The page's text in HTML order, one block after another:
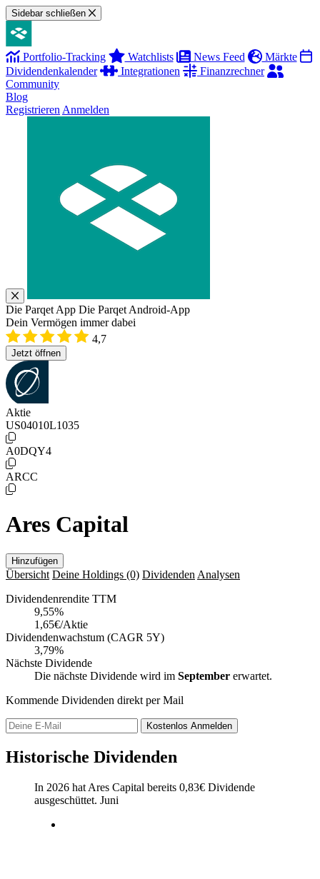
Sidebar schließen
Portfolio-Tracking Watchlists News Feed
Märkte
Dividendenkalender
Integrationen
Finanzrechner
Community
Blog
Registrieren Anmelden
Die Parqet App Die Parqet Android-App
Dein Vermögen immer dabei
4,7
Jetzt öffnen
Aktie
US04010L1035
A0DQY4
ARCC
Ares Capital
Hinzufügen
Übersicht Deine Holdings (0) Dividenden Analysen
Dividendenrendite TTM
9,55%
1,65€/Aktie
Dividendenwachstum (CAGR 5Y)
3,79%
Nächste Dividende
Die nächste Dividende wird im September erwartet.
Kommende Dividenden direkt per Mail
Kostenlos Anmelden
Historische Dividenden
In 2026 hat Ares Capital bereits 0,83€ Dividende
ausgeschüttet. Juni